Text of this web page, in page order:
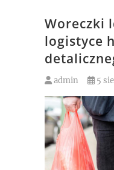
Woreczki
logistyce
admin 5